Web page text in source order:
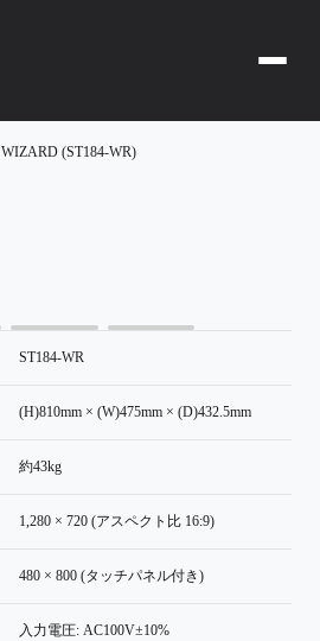
WIZARD (ST184-WR)
ST184-WR
(H)810mm × (W)475mm × (D)432.5mm
約43kg
1,280 × 720 (アスペクト比 16:9)
480 × 800 (タッチパネル付き)
入力電圧: AC100V±10%